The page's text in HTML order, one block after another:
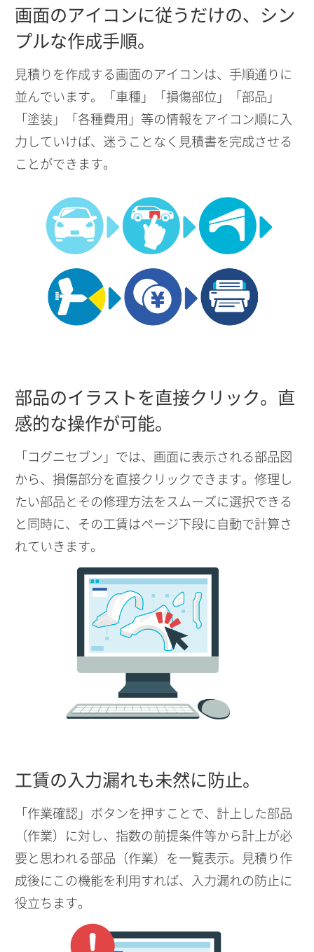
画面のアイコンに従うだけの、シン
プルな作成手順。
見積りを作成する画面のアイコンは、手順通りに
並んでいます。「車種」「損傷部位」「部品」
「塗装」「各種費用」等の情報をアイコン順に入
力していけば、迷うことなく見積書を完成させる
ことができます。
部品のイラストを直接クリック。直
感的な操作が可能。
「コグニセブン」では、画面に表示される部品図
から、損傷部分を直接クリックできます。修理し
たい部品とその修理方法をスムーズに選択できる
と同時に、その工賃はページ下段に自動で計算さ
れていきます。
工賃の入力漏れも未然に防止。
「作業確認」ボタンを押すことで、計上した部品
（作業）に対し、指数の前提条件等から計上が必
要と思われる部品（作業）を一覧表示。見積り作
成後にこの機能を利用すれば、入力漏れの防止に
役立ちます。